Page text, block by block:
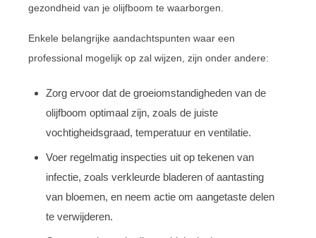
gezondheid van je olijfboom te waarborgen.
Enkele belangrijke aandachtspunten waar een
professional mogelijk op zal wijzen, zijn onder andere:
Zorg ervoor dat de groeiomstandigheden van de
olijfboom optimaal zijn, zoals de juiste
vochtigheidsgraad, temperatuur en ventilatie.
Voer regelmatig inspecties uit op tekenen van
infectie, zoals verkleurde bladeren of aantasting
van bloemen, en neem actie om aangetaste delen
te verwijderen.